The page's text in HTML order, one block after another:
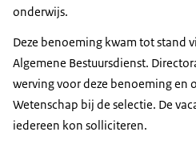
onderwijs.
Deze benoeming kwam tot stand
Algemene Bestuursdienst.
werving voor deze benoeming en
Wetenschap bij de selectie. De
iedereen kon solliciteren.